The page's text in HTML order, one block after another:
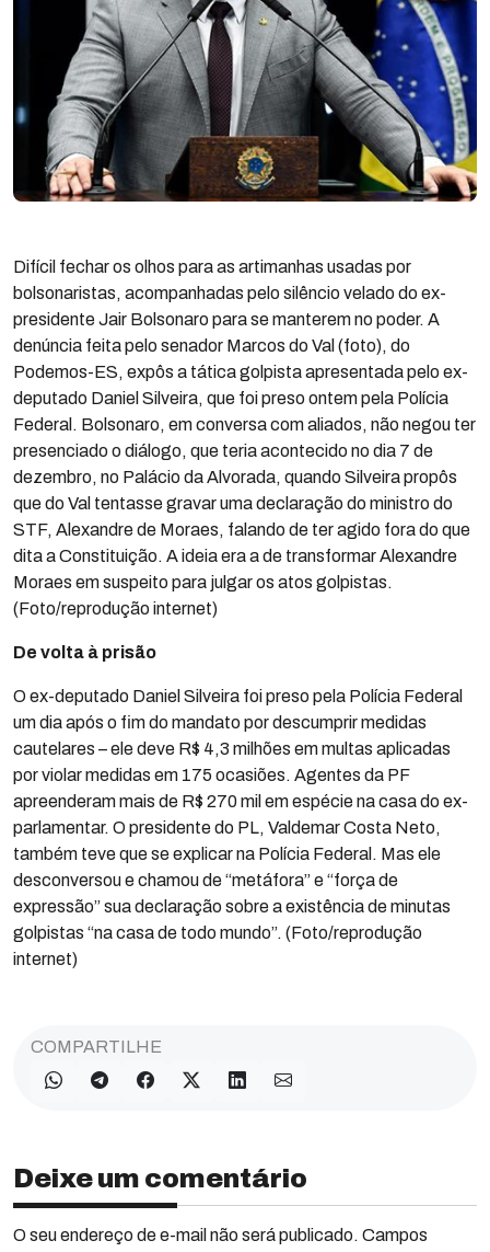
Difícil fechar os olhos para as artimanhas usadas por
bolsonaristas, acompanhadas pelo silêncio velado do ex-
presidente Jair Bolsonaro para se manterem no poder. A
denúncia feita pelo senador Marcos do Val (foto), do
Podemos-ES, expôs a tática golpista apresentada pelo ex-
deputado Daniel Silveira, que foi preso ontem pela Polícia
Federal. Bolsonaro, em conversa com aliados, não negou ter
presenciado o diálogo, que teria acontecido no dia 7 de
dezembro, no Palácio da Alvorada, quando Silveira propôs
que do Val tentasse gravar uma declaração do ministro do
STF, Alexandre de Moraes, falando de ter agido fora do que
dita a Constituição. A ideia era a de transformar Alexandre
Moraes em suspeito para julgar os atos golpistas.
(Foto/reprodução internet)
De volta à prisão
O ex-deputado Daniel Silveira foi preso pela Polícia Federal
um dia após o fim do mandato por descumprir medidas
cautelares – ele deve R$ 4,3 milhões em multas aplicadas
por violar medidas em 175 ocasiões. Agentes da PF
apreenderam mais de R$ 270 mil em espécie na casa do ex-
parlamentar. O presidente do PL, Valdemar Costa Neto,
também teve que se explicar na Polícia Federal. Mas ele
desconversou e chamou de “metáfora” e “força de
expressão” sua declaração sobre a existência de minutas
golpistas “na casa de todo mundo”. (Foto/reprodução
internet)
COMPARTILHE
Deixe um comentário
O seu endereço de e-mail não será publicado. Campos